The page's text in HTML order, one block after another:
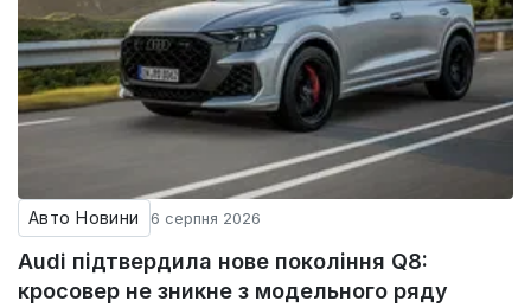
Авто Новини 6 серпня 2026
Audi підтвердила нове покоління Q8:
кросовер не зникне з модельного ряду